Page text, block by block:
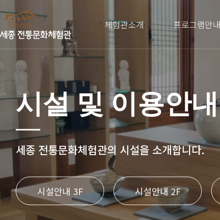
체험관소개 프로그램안
시설 및 이용안내
세종 전통문화체험관의 시설을 소개합니다.
시설안내 3F 시설안내 2F